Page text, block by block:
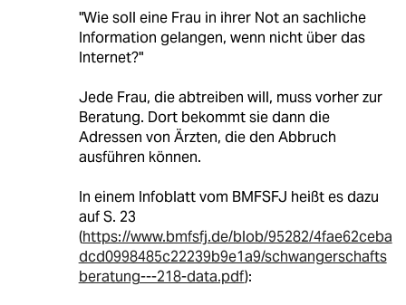
"Wie soll eine Frau in ihrer Not an sachliche
Information gelangen, wenn nicht über das
Internet?"
Jede Frau, die abtreiben will, muss vorher zur
Beratung. Dort bekommt sie dann die
Adressen von Ärzten, die den Abbruch
ausführen können.
In einem Infoblatt vom BMFSFJ heißt es dazu
auf S. 23
(https://www.bmfsfj.de/blob/95282/4fae62ceba
dcd0998485c22239b9e1a9/schwangerschafts
beratung---218-data.pdf):